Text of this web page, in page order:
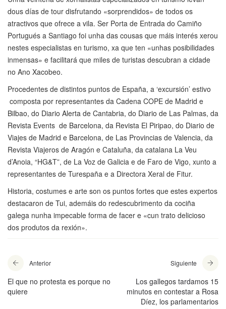
dous días de tour disfrutando «sorprendidos» de todos os
atractivos que ofrece a vila. Ser Porta de Entrada do Camiño
Portugués a Santiago foi unha das cousas que máis interés xerou
nestes especialistas en turismo, xa que ten «unhas posibilidades
inmensas» e facilitará que miles de turistas descubran a cidade
no Ano Xacobeo.
Procedentes de distintos puntos de España, a ‘excursión’ estivo
composta por representantes da Cadena COPE de Madrid e
Bilbao, do Diario Alerta de Cantabria, do Diario de Las Palmas, da
Revista Events de Barcelona, da Revista El Piripao, do Diario de
Viajes de Madrid e Barcelona, de Las Provincias de Valencia, da
Revista Viajeros de Aragón e Cataluña, da catalana La Veu
d’Anoia, “HG&T”, de La Voz de Galicia e de Faro de Vigo, xunto a
representantes de Turespaña e a Directora Xeral de Fitur.
Historia, costumes e arte son os puntos fortes que estes expertos
destacaron de Tui, ademáis do redescubrimento da cociña
galega nunha impecable forma de facer e «cun trato delicioso
dos produtos da rexión».
Anterior
El que no protesta es porque no
quiere
Siguiente
Los gallegos tardamos 15
minutos en contestar a Rosa
Díez, los parlamentarios